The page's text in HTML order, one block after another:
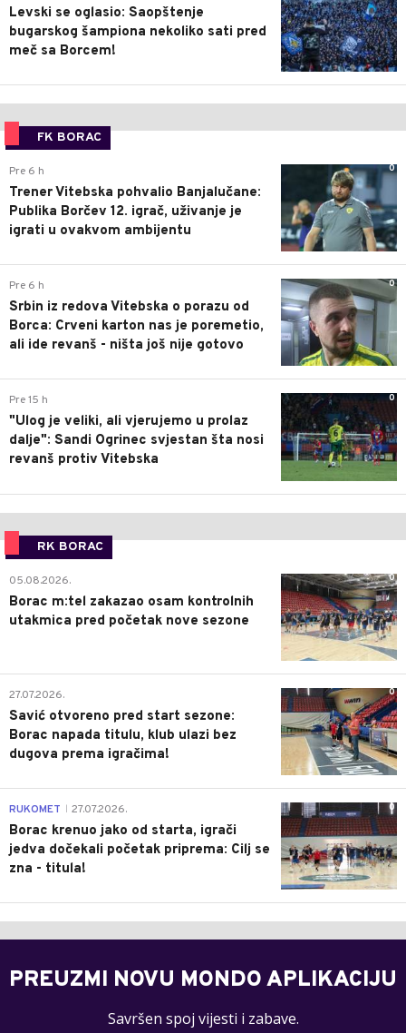
Levski se oglasio: Saopštenje
bugarskog šampiona nekoliko sati pred
meč sa Borcem!
FK BORAC
0
Pre 6 h
Trener Vitebska pohvalio Banjalučane:
Publika Borčev 12. igrač, uživanje je
igrati u ovakvom ambijentu
0
Pre 6 h
Srbin iz redova Vitebska o porazu od
Borca: Crveni karton nas je poremetio,
ali ide revanš - ništa još nije gotovo
0
Pre 15 h
"Ulog je veliki, ali vjerujemo u prolaz
dalje": Sandi Ogrinec svjestan šta nosi
revanš protiv Vitebska
RK BORAC
0
05.08.2026.
Borac m:tel zakazao osam kontrolnih
utakmica pred početak nove sezone
0
27.07.2026.
Savić otvoreno pred start sezone:
Borac napada titulu, klub ulazi bez
dugova prema igračima!
0
RUKOMET 27.07.2026.
Borac krenuo jako od starta, igrači
jedva dočekali početak priprema: Cilj se
zna - titula!
PREUZMI NOVU MONDO APLIKACIJU
Savršen spoj vijesti i zabave.